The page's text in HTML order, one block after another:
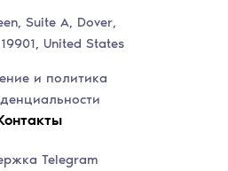
Suite A, Dover,
United States
и политика
Telegram